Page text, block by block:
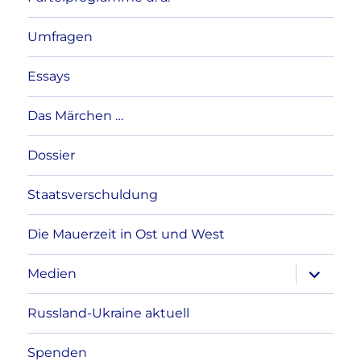
Umfragen
Essays
Das Märchen …
Dossier
Staatsverschuldung
Die Mauerzeit in Ost und West
Medien
anzeigen
Russland-Ukraine aktuell
Spenden